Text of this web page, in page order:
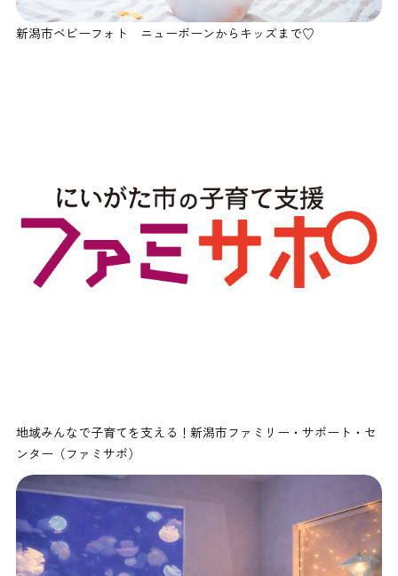
新潟市ベビーフォト ニューボーンからキッズまで♡
地域みんなで子育てを支える！新潟市ファミリー・サポート・セ
ンター（ファミサポ）